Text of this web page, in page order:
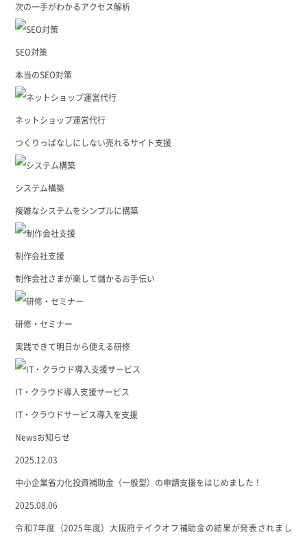
次の一手がわかるアクセス解析
SEO対策
本当のSEO対策
ネットショップ運営代行
つくりっぱなしにしない売れるサイト支援
システム構築
複雑なシステムをシンプルに構築
制作会社支援
制作会社さまが楽して儲かるお手伝い
研修・セミナー
実践できて明日から使える研修
IT・クラウド導入支援サービス
IT・クラウドサービス導入を支援
Newsお知らせ
2025.12.03
中小企業省力化投資補助金（一般型）の申請支援をはじめました！
2025.08.06
令和7年度（2025年度）大阪府テイクオフ補助金の結果が発表されまし